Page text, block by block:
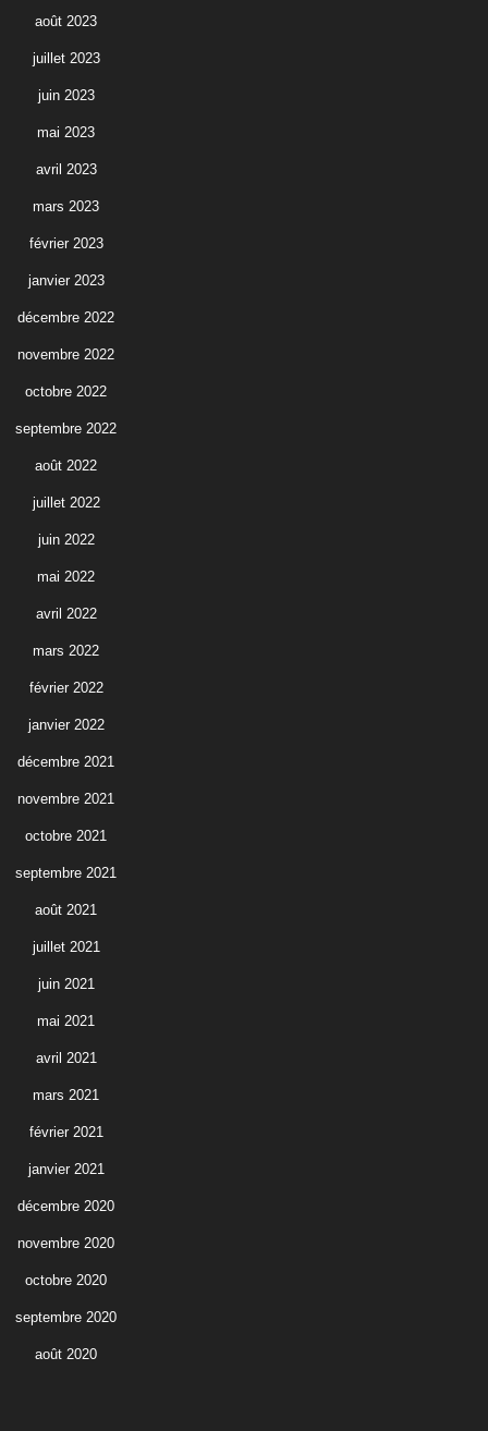
août 2023
juillet 2023
juin 2023
mai 2023
avril 2023
mars 2023
février 2023
janvier 2023
décembre 2022
novembre 2022
octobre 2022
septembre 2022
août 2022
juillet 2022
juin 2022
mai 2022
avril 2022
mars 2022
février 2022
janvier 2022
décembre 2021
novembre 2021
octobre 2021
septembre 2021
août 2021
juillet 2021
juin 2021
mai 2021
avril 2021
mars 2021
février 2021
janvier 2021
décembre 2020
novembre 2020
octobre 2020
septembre 2020
août 2020